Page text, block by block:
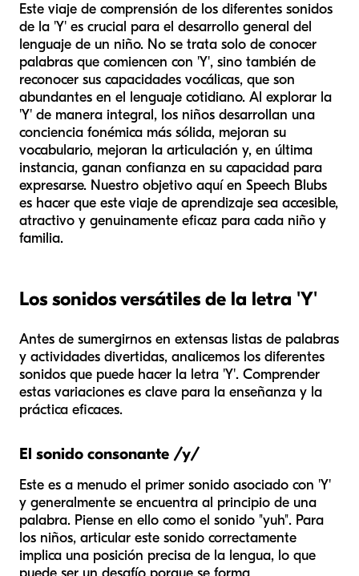
Este viaje de comprensión de los diferentes sonidos
de la 'Y' es crucial para el desarrollo general del
lenguaje de un niño. No se trata solo de conocer
palabras que comiencen con 'Y', sino también de
reconocer sus capacidades vocálicas, que son
abundantes en el lenguaje cotidiano. Al explorar la
'Y' de manera integral, los niños desarrollan una
conciencia fonémica más sólida, mejoran su
vocabulario, mejoran la articulación y, en última
instancia, ganan confianza en su capacidad para
expresarse. Nuestro objetivo aquí en Speech Blubs
es hacer que este viaje de aprendizaje sea accesible,
atractivo y genuinamente eficaz para cada niño y
familia.
Los sonidos versátiles de la letra 'Y'
Antes de sumergirnos en extensas listas de palabras
y actividades divertidas, analicemos los diferentes
sonidos que puede hacer la letra 'Y'. Comprender
estas variaciones es clave para la enseñanza y la
práctica eficaces.
El sonido consonante /y/
Este es a menudo el primer sonido asociado con 'Y'
y generalmente se encuentra al principio de una
palabra. Piense en ello como el sonido "yuh". Para
los niños, articular este sonido correctamente
implica una posición precisa de la lengua, lo que